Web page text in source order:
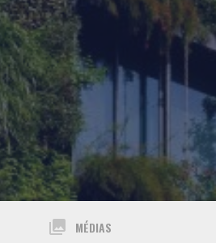
collections MÉDIAS